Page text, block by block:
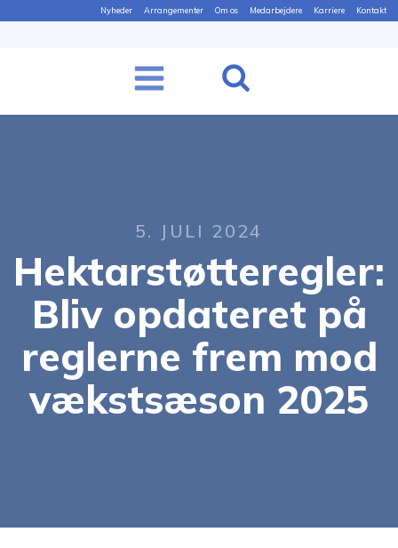
Nyheder Arrangementer Om os Medarbejdere Karriere Kontakt
5. JULI 2024
Hektarstøtteregler:
Bliv opdateret på
reglerne frem mod
vækstsæson 2025